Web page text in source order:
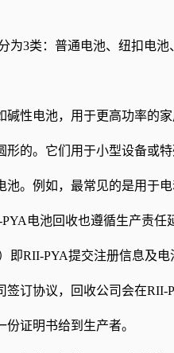
为3类：普通电池、纽扣电池
性电池，用于更高功率的
的。它们用于小型设备或
。例如，最常见的是用于
电池回收也遵循生产责任
即RII-PYA提交注册信息及
订协议，回收公司会在RII-
证明书给到生产者。